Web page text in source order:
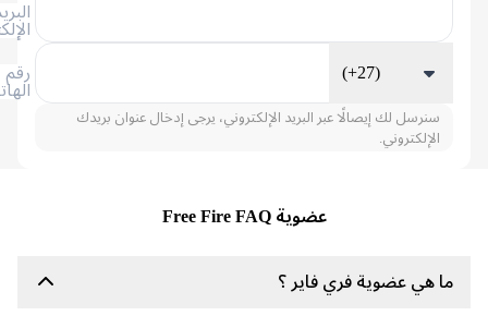
الإلكتروني
الهاتف
سنرسل لك إيصالًا عبر البريد الإلكتروني، يرجى إدخال عنوان بريدك
الإلكتروني.
عضوية Free Fire FAQ
هي عضوية فري فاير ؟